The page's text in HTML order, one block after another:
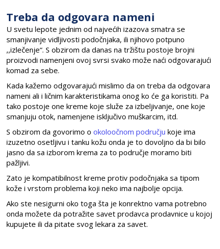
Treba da odgovara nameni
U svetu lepote jednim od najvećih izazova smatra se
smanjivanje vidljivosti podočnjaka, ili njihovo potpuno
,,izlečenje“. S obzirom da danas na tržištu postoje brojni
proizvodi namenjeni ovoj svrsi svako može naći odgovarajući
komad za sebe.
Kada kažemo odgovarajući mislimo da on treba da odgovara
nameni ali i ličnim karakteristikama onog ko će ga koristiti. Pa
tako postoje one kreme koje služe za izbeljivanje, one koje
smanjuju otok, namenjene isključivo muškarcim, itd.
S obzirom da govorimo ookoloočnom području koje ima
izuzetno osetljivu i tanku kožu onda je to dovoljno da bi bilo
jasno da sa izborom krema za to područje moramo biti
pažljivi.
Zato je kompatibilnost kreme protiv podočnjaka sa tipom
kože i vrstom problema koji neko ima najbolje opcija.
Ako ste nesigurni oko toga šta je konrektno vama potrebno
onda možete da potražite savet prodavca prodavnice u kojoj
kupujete ili da pitate svog lekara za savet.